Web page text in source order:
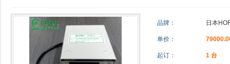
品牌： 日本
单价：
起订： 1 台